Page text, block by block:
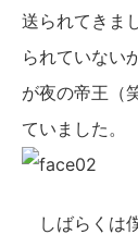
送られてきま
られていない
が夜の帝王（
ていました。
しばらくは